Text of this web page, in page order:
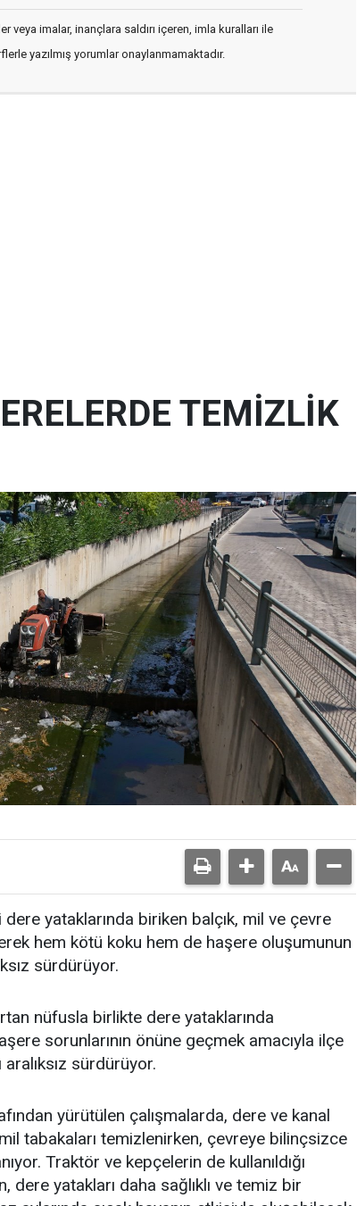
veya imalar, inançlara saldırı içeren, imla kuralları ile
yazılmış yorumlar onaylanmamaktadır.
TEMİZLİK
yataklarında biriken balçık, mil ve çevre
hem kötü koku hem de haşere oluşumunun
sürdürüyor.
nüfusla birlikte dere yataklarında
sorunlarının önüne geçmek amacıyla ilçe
sürdürüyor.
yürütülen çalışmalarda, dere ve kanal
tabakaları temizlenirken, çevreye bilinçsizce
Traktör ve kepçelerin de kullanıldığı
dere yatakları daha sağlıklı ve temiz bir